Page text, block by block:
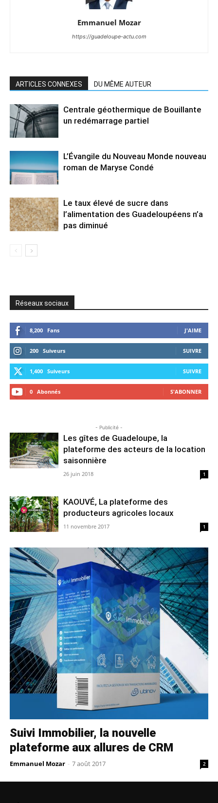
Emmanuel Mozar
https://guadeloupe-actu.com
ARTICLES CONNEXES DU MÊME AUTEUR
Centrale géothermique de Bouillante
un redémarrage partiel
L’Évangile du Nouveau Monde nouveau
roman de Maryse Condé
Le taux élevé de sucre dans
l’alimentation des Guadeloupéens n’a
pas diminué
Réseaux sociaux
8,200 Fans J'AIME
200 Suiveurs SUIVRE
1,400 Suiveurs SUIVRE
0 Abonnés S'ABONNER
- Publicité -
Les gîtes de Guadeloupe, la
plateforme des acteurs de la location
saisonnière
26 juin 2018 1
KAOUVÉ, La plateforme des
producteurs agricoles locaux
11 novembre 2017 1
Suivi Immobilier, la nouvelle
plateforme aux allures de CRM
Emmanuel Mozar - 7 août 2017 2